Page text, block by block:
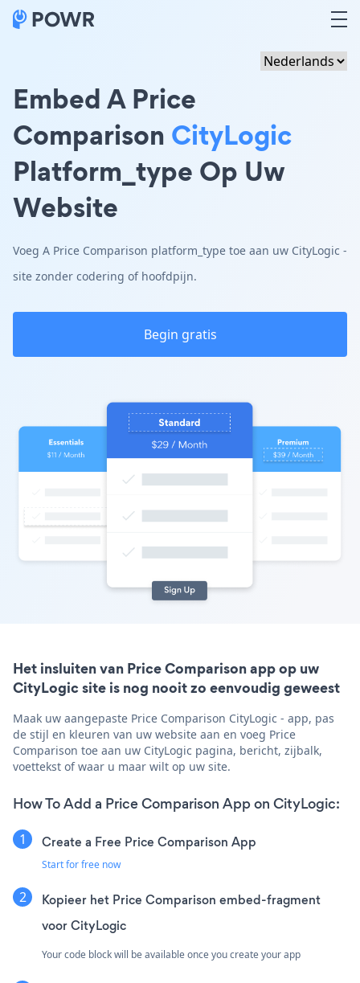
Embed A Price
Comparison CityLogic
Platform_type Op Uw
Website
Voeg A Price Comparison platform_type toe aan uw CityLogic -
site zonder codering of hoofdpijn.
Begin gratis
Het insluiten van Price Comparison app op uw
CityLogic site is nog nooit zo eenvoudig geweest
Maak uw aangepaste Price Comparison CityLogic - app, pas
de stijl en kleuren van uw website aan en voeg Price
Comparison toe aan uw CityLogic pagina, bericht, zijbalk,
voettekst of waar u maar wilt op uw site.
How To Add a Price Comparison App on CityLogic:
Create a Free Price Comparison App
Start for free now
Kopieer het Price Comparison embed-fragment
voor CityLogic
Your code block will be available once you create your app